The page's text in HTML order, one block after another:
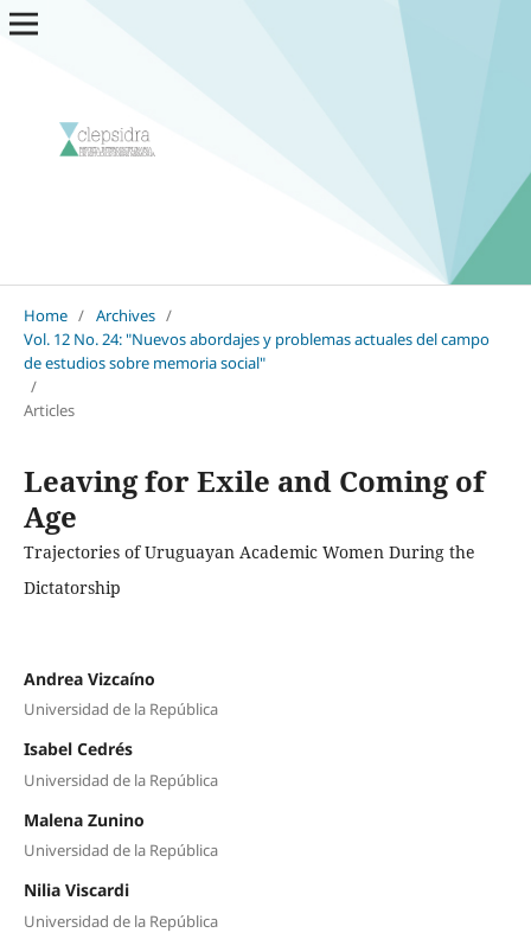
Home / Archives /
Vol. 12 No. 24: "Nuevos abordajes y problemas actuales del campo
de estudios sobre memoria social"
/
Articles
Leaving for Exile and Coming of
Age
Trajectories of Uruguayan Academic Women During the
Dictatorship
Andrea Vizcaíno
Universidad de la República
Isabel Cedrés
Universidad de la República
Malena Zunino
Universidad de la República
Nilia Viscardi
Universidad de la República